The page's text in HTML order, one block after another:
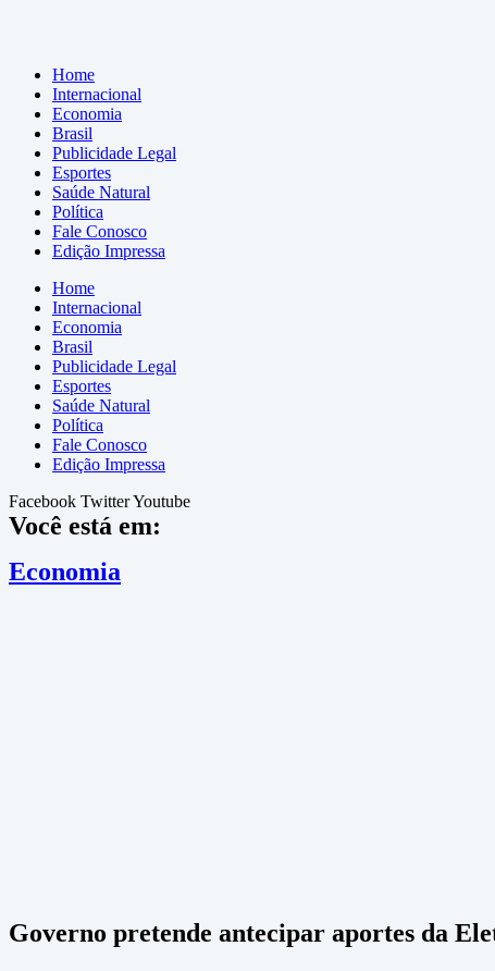
Home
Internacional
Economia
Brasil
Publicidade Legal
Esportes
Saúde Natural
Política
Fale Conosco
Edição Impressa
Home
Internacional
Economia
Brasil
Publicidade Legal
Esportes
Saúde Natural
Política
Fale Conosco
Edição Impressa
Facebook TwitterYoutube
Você está em:
Economia
Governo pretende antecipar aportes da